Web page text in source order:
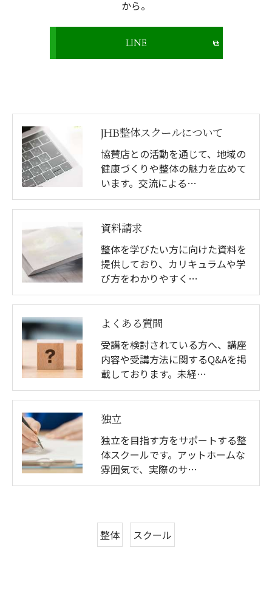
から。
LINE
JHB整体スクールについて
協賛店との活動を通じて、地域の
健康づくりや整体の魅力を広めて
います。交流による…
資料請求
整体を学びたい方に向けた資料を
提供しており、カリキュラムや学
び方をわかりやすく…
よくある質問
受講を検討されている方へ、講座
内容や受講方法に関するQ&Aを掲
載しております。未経…
独立
独立を目指す方をサポートする整
体スクールです。アットホームな
雰囲気で、実際のサ…
整体 スクール